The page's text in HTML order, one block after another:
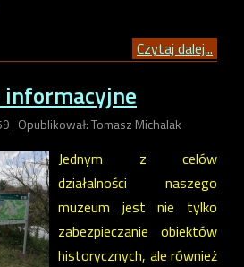
Czytaj dalej...
Opublikował: Tomasz Michalak
Jednym z celów
działalności naszego
muzeum jest nie tylko
zabezpieczanie obiektów
historycznych, ale również